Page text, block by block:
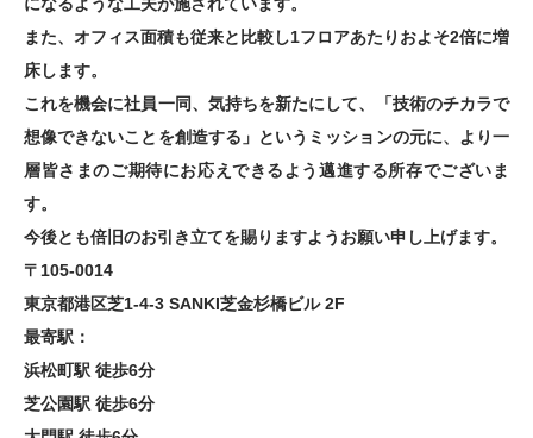
また、オフィス面積も従来と比較し1フロアあたりおよそ2倍に増
床します。
これを機会に社員一同、気持ちを新たにして、「技術のチカラで
想像できないことを創造する」というミッションの元に、より一
層皆さまのご期待にお応えできるよう邁進する所存でございま
す。
今後とも倍旧のお引き立てを賜りますようお願い申し上げます。
〒105-0014
東京都港区芝1-4-3 SANKI芝金杉橋ビル 2F
最寄駅：
浜松町駅 徒歩6分
芝公園駅 徒歩6分